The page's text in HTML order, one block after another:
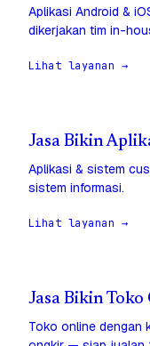
Aplikasi Android &
dikerjakan tim in-
Lihat layanan →
Jasa Bikin
Aplikasi & sistem
sistem informasi.
Lihat layanan →
Jasa Bikin
Toko online dengan